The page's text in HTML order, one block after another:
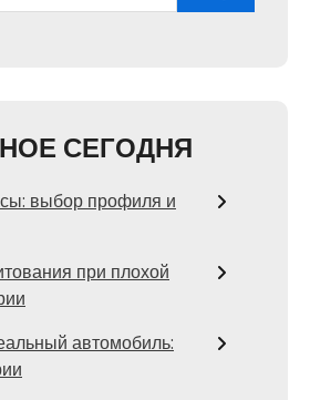
СЕГОДНЯ
выбор профиля и
при плохой
автомобиль: